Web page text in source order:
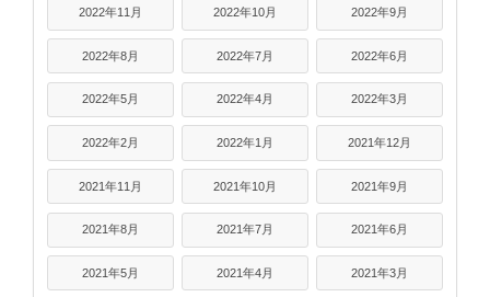
2022年11月 2022年10月 2022年9月
2022年8月 2022年7月 2022年6月
2022年5月 2022年4月 2022年3月
2022年2月 2022年1月 2021年12月
2021年11月 2021年10月 2021年9月
2021年8月 2021年7月 2021年6月
2021年5月 2021年4月 2021年3月